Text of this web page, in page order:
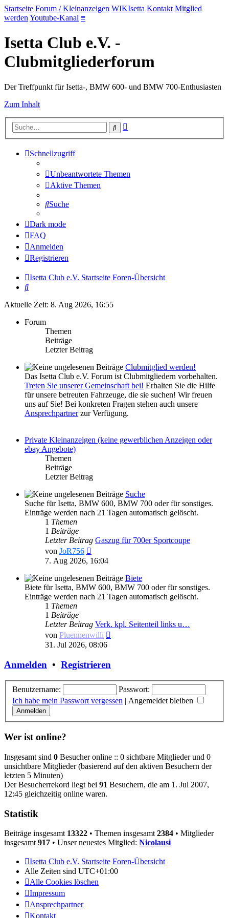
Startseite Forum / Kleinanzeigen WIKIsetta Kontakt Mitglied
werden Youtube-Kanal ≡
Isetta Club e.V. -
Clubmitgliederforum
Der Treffpunkt für Isetta-, BMW 600- und BMW 700-Enthusiasten
Zum Inhalt
Suche
Schnellzugriff
Unbeantwortete Themen
Aktive Themen
Suche
Dark mode
FAQ
Anmelden
Registrieren
Isetta Club e.V. Startseite Foren-Übersicht
Suche
Aktuelle Zeit: 8. Aug 2026, 16:55
Forum
Themen
Beiträge
Letzter Beitrag
Clubmitglied werden!
Das Isetta Club e.V. Forum ist Clubmitgliedern vorbehalten.
Treten Sie unserer Gemeinschaft bei! Erhalten Sie die Hilfe
für unsere betreuten Fahrzeuge, die sie suchen! Wir freuen
uns auf Sie! Bei konkreten Fragen stehen auch unsere
Ansprechpartnerzur Verfügung.
Private Kleinanzeigen (keine gewerblichen Anzeigen oder
ebay Angebote)
Themen
Beiträge
Letzter Beitrag
Suche
Suche für Isetta, BMW 600, BMW 700 oder für sonstiges.
Einträge werden nach 21 Tagen automatisch gelöscht.
1 Themen
1 Beiträge
Letzter Beitrag Gaszug für 700er Sportcoupe
von JoR756
Beitrag
7. Aug 2026, 16:04
Biete
Biete für Isetta, BMW 600, BMW 700 oder für sonstiges.
Einträge werden nach 21 Tagen automatisch gelöscht.
1 Themen
1 Beiträge
Letzter Beitrag Verk. kpl. Seitenteil links u…
von Pluennenwilli
31. Jul 2026, 08:06
Anmelden • Registrieren
Benutzername:
Passwort:
Ich habe mein Passwort vergessen | Angemeldet bleiben
Wer ist online?
Insgesamt sind 0 Besucher online :: 0 sichtbare Mitglieder und 0
unsichtbare Mitglieder (basierend auf den aktiven Besuchern der
letzten 5 Minuten)
Der Besucherrekord liegt bei 91 Besuchern, die am 1. Jul 2007,
12:45 gleichzeitig online waren.
Statistik
Beiträge insgesamt 13322 • Themen insgesamt 2384 • Mitglieder
insgesamt 917 • Unser neuestes Mitglied: Nicolausi
Isetta Club e.V. Startseite Foren-Übersicht
Alle Zeiten sind UTC+01:00
Alle Cookies löschen
Impressum
Ansprechpartner
Kontakt